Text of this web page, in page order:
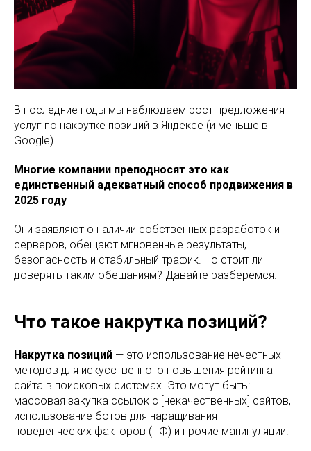
В последние годы мы наблюдаем рост предложения
услуг по накрутке позиций в Яндексе (и меньше в
Google).
Многие компании преподносят это как
единственный адекватный способ продвижения в
2025 году
Они заявляют о наличии собственных разработок и
серверов, обещают мгновенные результаты,
безопасность и стабильный трафик. Но стоит ли
доверять таким обещаниям? Давайте разберемся.
Что такое накрутка позиций?
Накрутка позиций — это использование нечестных
методов для искусственного повышения рейтинга
сайта в поисковых системах. Это могут быть:
массовая закупка ссылок с [некачественных] сайтов,
использование ботов для наращивания
поведенческих факторов (ПФ) и прочие манипуляции.